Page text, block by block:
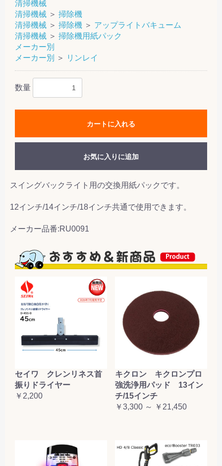
清掃機械
清掃機械 ＞ 掃除機
清掃機械 ＞ 掃除機 ＞ アップライトバキューム
清掃機械 ＞ 掃除機用紙パック
メーカー別
メーカー別
＞ リンレイ
数量
カートに入れる
お気に入りに追加
スイングバックライト用の交換用紙パックです。
12インチ/14インチ/18インチ共通で使用できます。
メーカー品番:RU0091
セイワ クレンリネス首
振りドライヤー
￥2,200
キクロン キクロンプロ
強洗浄用パッド 13イン
チ/15インチ
￥3,300 ～ ￥21,450